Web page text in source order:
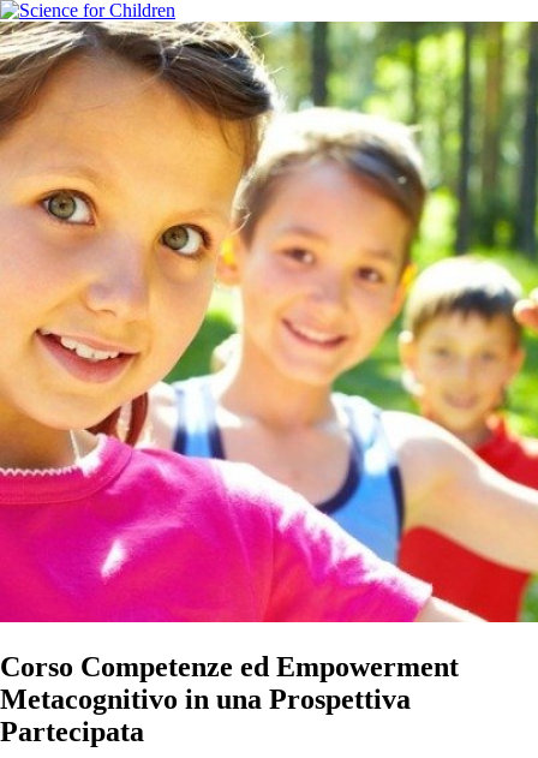
Corso Competenze ed Empowerment
Metacognitivo in una Prospettiva
Partecipata